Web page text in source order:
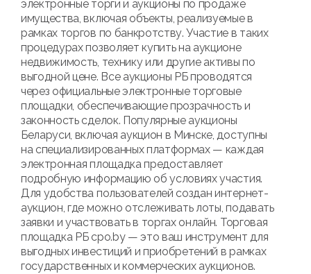
электронные торги и аукционы по продаже
имущества, включая объекты, реализуемые в
рамках торгов по банкротству. Участие в таких
процедурах позволяет купить на аукционе
недвижимость, технику или другие активы по
выгодной цене. Все аукционы РБ проводятся
через официальные электронные торговые
площадки, обеспечивающие прозрачность и
законность сделок. Популярные аукционы
Беларуси, включая аукцион в Минске, доступны
на специализированных платформах — каждая
электронная площадка предоставляет
подробную информацию об условиях участия.
Для удобства пользователей создан интернет-
аукцион, где можно отслеживать лоты, подавать
заявки и участвовать в торгах онлайн. Торговая
площадка РБ cpo.by — это ваш инструмент для
выгодных инвестиций и приобретений в рамках
государственных и коммерческих аукционов.